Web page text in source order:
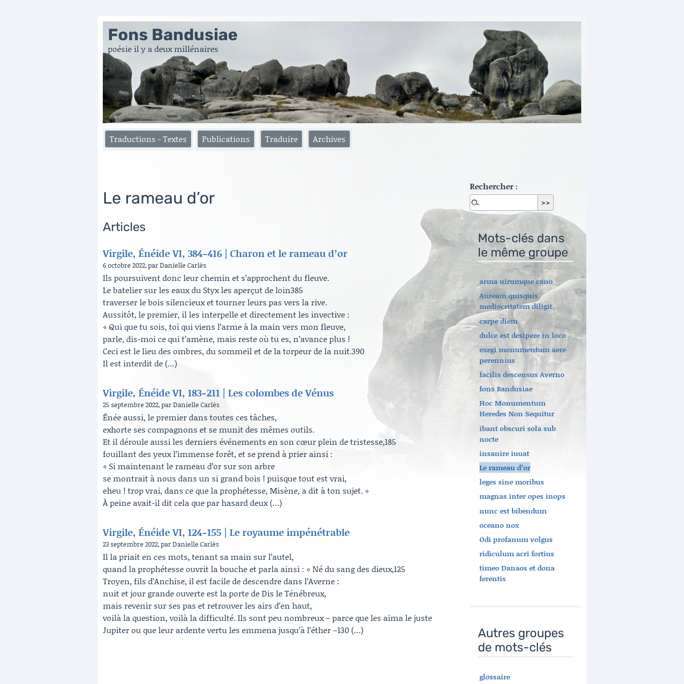
Fons Bandusiae
poésie il y a deux millénaires
Traductions - Textes Publications Traduire Archives
Le rameau d’or
Articles
Virgile, Énéide VI, 384-416 | Charon et le rameau d’or
6 octobre 2022, par Danielle Carlès
Ils poursuivent donc leur chemin et s’approchent du fleuve.
Le batelier sur les eaux du Styx les aperçut de loin385
traverser le bois silencieux et tourner leurs pas vers la rive.
Aussitôt, le premier, il les interpelle et directement les invective :
« Qui que tu sois, toi qui viens l’arme à la main vers mon fleuve,
parle, dis-moi ce qui t’amène, mais reste où tu es, n’avance plus !
Ceci est le lieu des ombres, du sommeil et de la torpeur de la nuit.390
Il est interdit de (…)
Virgile, Énéide VI, 183-211 | Les colombes de Vénus
25 septembre 2022, par Danielle Carlès
Énée aussi, le premier dans toutes ces tâches,
exhorte ses compagnons et se munit des mêmes outils.
Et il déroule aussi les derniers événements en son cœur plein de tristesse,185
fouillant des yeux l’immense forêt, et se prend à prier ainsi :
« Si maintenant le rameau d’or sur son arbre
se montrait à nous dans un si grand bois ! puisque tout est vrai,
eheu ! trop vrai, dans ce que la prophétesse, Misène, a dit à ton sujet. »
À peine avait-il dit cela que par hasard deux (…)
Virgile, Énéide VI, 124-155 | Le royaume impénétrable
23 septembre 2022, par Danielle Carlès
Il la priait en ces mots, tenant sa main sur l’autel,
quand la prophétesse ouvrit la bouche et parla ainsi : « Né du sang des dieux,125
Troyen, fils d’Anchise, il est facile de descendre dans l’Averne :
nuit et jour grande ouverte est la porte de Dis le Ténébreux,
mais revenir sur ses pas et retrouver les airs d’en haut,
voilà la question, voilà la difficulté. Ils sont peu nombreux – parce que les aima le juste
Jupiter ou que leur ardente vertu les emmena jusqu’à l’éther –130 (…)
Rechercher :
Mots-clés dans
le même groupe
arma uirumque cano
Auream quisquis
mediocritatem diligit
carpe diem
dulce est desipere in loco
exegi monumentum aere
perennius
facilis descensus Averno
fons Bandusiae
Hoc Monumentum
Heredes Non Sequitur
ibant obscuri sola sub
nocte
insanire iuuat
Le rameau d’or
leges sine moribus
magnas inter opes inops
nunc est bibendum
oceano nox
Odi profanum volgus
ridiculum acri fortius
timeo Danaos et dona
ferentis
Autres groupes
de mots-clés
glossaire